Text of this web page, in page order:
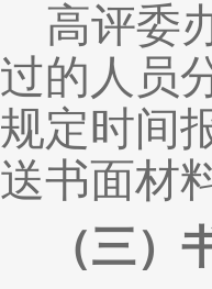
高评委
过的人员
规定时间
送书面材
（三）